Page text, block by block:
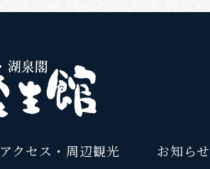
アクセス・周辺観光 お知らせ